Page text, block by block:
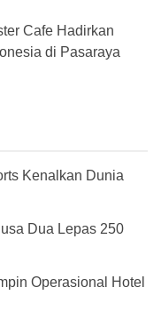
Cafe Hadirkan
di Pasaraya
Kenalkan Dunia
Dua Lepas 250
Operasional Hotel